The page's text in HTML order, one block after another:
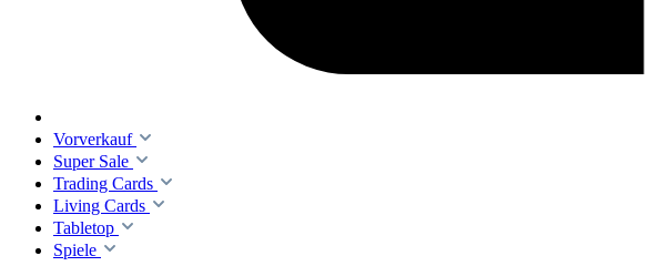
Vorverkauf
Super Sale
Trading Cards
Living Cards
Tabletop
Spiele